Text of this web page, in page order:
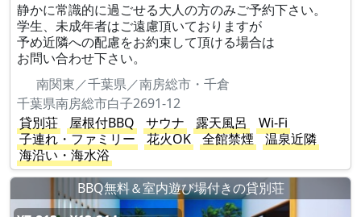
静かに常識的に過ごせる大人の方のみご予約下さい。
学生、未成年者はご遠慮頂いておりますが
予め近隣への配慮をお約束して頂ける場合は
お問い合わせ下さい。
南関東／千葉県／南房総市・千倉
千葉県南房総市白子2691-12
貸別荘
屋根付BBQ サウナ 露天風呂
Wi-Fi
子連れ・ファミリー
花火OK 全館禁煙
温泉近隣
海沿い・海水浴
BBQ無料＆室内遊び場付きの貸別荘